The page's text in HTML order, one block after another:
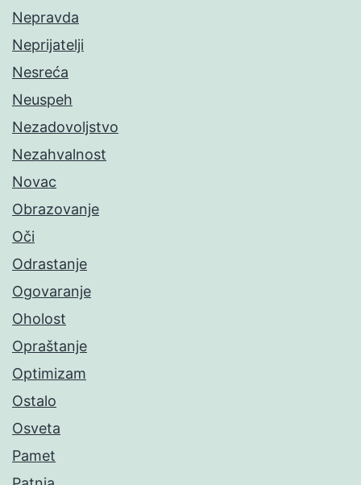
Nepravda
Neprijatelji
Nesreća
Neuspeh
Nezadovoljstvo
Nezahvalnost
Novac
Obrazovanje
Oči
Odrastanje
Ogovaranje
Oholost
Opraštanje
Optimizam
Ostalo
Osveta
Pamet